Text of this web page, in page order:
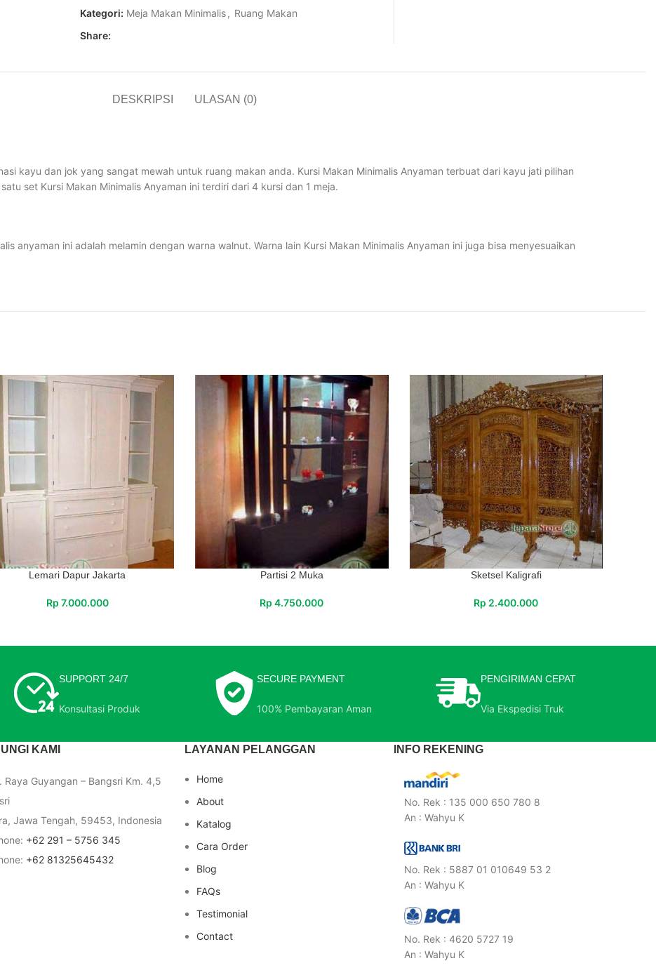
Kategori: Meja Makan Minimalis, Ruang Makan
Share:
DESKRIPSI ULASAN (0)
kayu dan jok yang sangat mewah untuk ruang makan anda. Kursi Makan Minimalis Anyaman terbuat dari kayu jati pilihan
set Kursi Makan Minimalis Anyaman ini terdiri dari 4 kursi dan 1 meja.
anyaman ini adalah melamin dengan warna walnut. Warna lain Kursi Makan Minimalis Anyaman ini juga bisa menyesuaikan
Lemari Dapur Jakarta
Rp 7.000.000
Partisi 2 Muka
Rp 4.750.000
Sketsel Kaligrafi
Rp 2.400.000
SUPPORT 24/7
Konsultasi Produk
SECURE PAYMENT
100% Pembayaran Aman
PENGIRIMAN CEPAT
Via Ekspedisi Truk
KAMI
Raya Guyangan – Bangsri Km. 4,5
Jawa Tengah, 59453, Indonesia
+62 291 – 5756 345
+62 81325645432
LAYANAN PELANGGAN
Home
About
Katalog
Cara Order
Blog
FAQs
Testimonial
Contact
INFO REKENING
No. Rek : 135 000 650 780 8
An : Wahyu K
No. Rek : 5887 01 010649 53 2
An : Wahyu K
No. Rek : 4620 5727 19
An : Wahyu K